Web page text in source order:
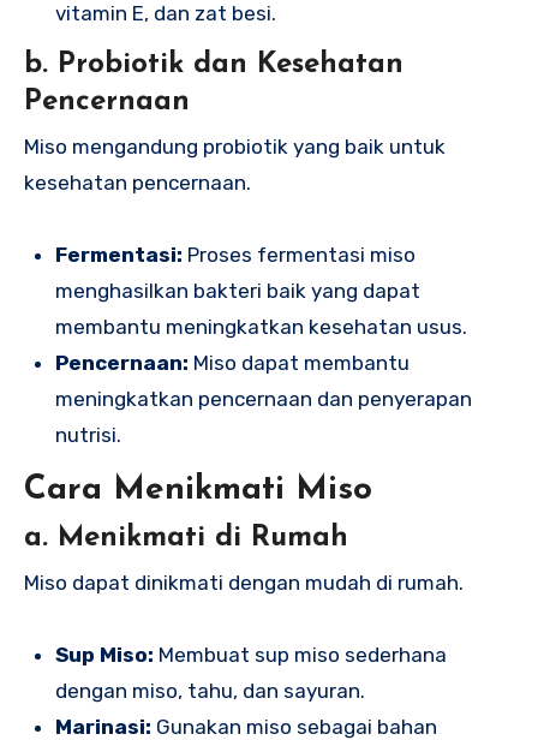
vitamin E, dan zat besi.
b. Probiotik dan Kesehatan
Pencernaan
Miso mengandung probiotik yang baik untuk
kesehatan pencernaan.
Fermentasi: Proses fermentasi miso
menghasilkan bakteri baik yang dapat
membantu meningkatkan kesehatan usus.
Pencernaan: Miso dapat membantu
meningkatkan pencernaan dan penyerapan
nutrisi.
Cara Menikmati Miso
a. Menikmati di Rumah
Miso dapat dinikmati dengan mudah di rumah.
Sup Miso: Membuat sup miso sederhana
dengan miso, tahu, dan sayuran.
Marinasi: Gunakan miso sebagai bahan